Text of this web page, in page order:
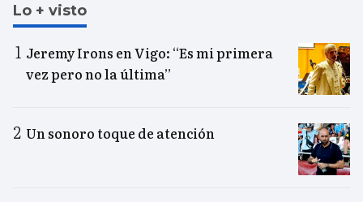
Lo + visto
Jeremy Irons en Vigo: “Es mi primera
vez pero no la última”
Un sonoro toque de atención